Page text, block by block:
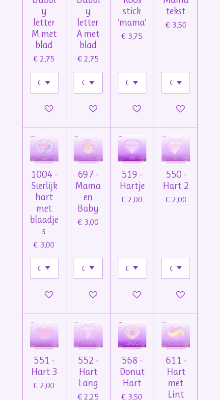
y
letter
M met
blad
€ 2,75
In winkelwagen
y
letter
A met
blad
€ 2,75
In winkelwagen
stick
'mama'
€ 3,75
In winkelwagen
tekst
€ 3,50
In winkelwagen
1004 -
Sierlijk
hart
met
blaadje
s
€ 3,00
In winkelwagen
697 -
Mama
en
Baby
€ 3,00
In winkelwagen
519 -
Hartje
€ 2,00
In winkelwagen
550 -
Hart 2
€ 2,00
In winkelwagen
551 -
Hart 3
€ 2,00
552 -
Hart
Lang
€ 2,25
568 -
Donut
Hart
€ 3,50
611 -
Hart
met
Lint